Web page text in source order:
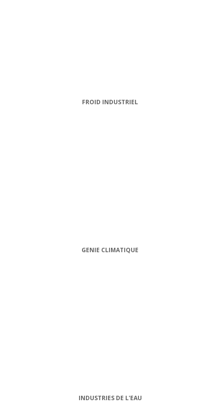
FROID INDUSTRIEL
GENIE CLIMATIQUE
INDUSTRIES DE L'EAU